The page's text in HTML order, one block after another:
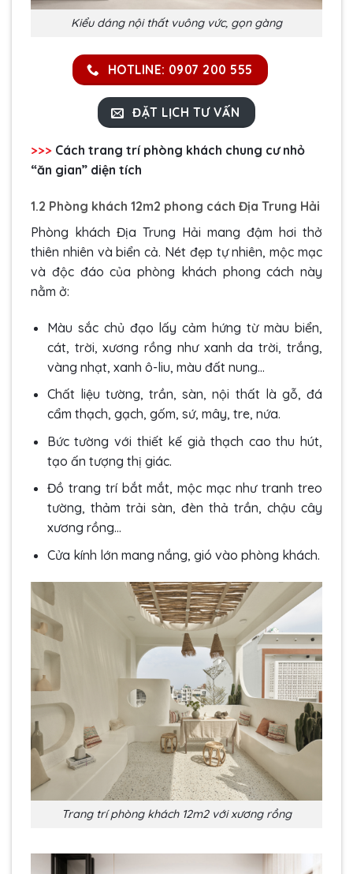
Kiểu dáng nội thất vuông vức, gọn gàng
HOTLINE: 0907 200 555
ĐẶT LỊCH TƯ VẤN
>>> Cách trang trí phòng khách chung cư nhỏ
“ăn gian” diện tích
1.2 Phòng khách 12m2 phong cách Địa Trung Hải
Phòng khách Địa Trung Hải mang đậm hơi thở
thiên nhiên và biển cả. Nét đẹp tự nhiên, mộc mạc
và độc đáo của phòng khách phong cách này
nằm ở:
Màu sắc chủ đạo lấy cảm hứng từ màu biển,
cát, trời, xương rồng như xanh da trời, trắng,
vàng nhạt, xanh ô-liu, màu đất nung…
Chất liệu tường, trần, sàn, nội thất là gỗ, đá
cẩm thạch, gạch, gốm, sứ, mây, tre, nứa.
Bức tường với thiết kế giả thạch cao thu hút,
tạo ấn tượng thị giác.
Đồ trang trí bắt mắt, mộc mạc như tranh treo
tường, thảm trải sàn, đèn thả trần, chậu cây
xương rồng…
Cửa kính lớn mang nắng, gió vào phòng khách.
Trang trí phòng khách 12m2 với xương rồng